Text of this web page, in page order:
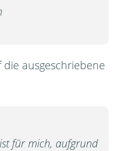
ausgeschriebene
für mich, aufgrund